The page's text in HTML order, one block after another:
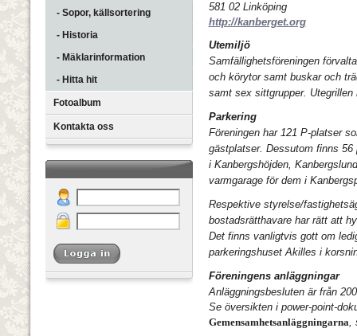
- Sopor, källsortering
- Historia
- Mäklarinformation
- Hitta hit
Fotoalbum
Kontakta oss
581 02 Linköping
http://kanberget.org
Utemiljö
Samfällighetsföreningen
och körytor samt buskar och
samt sex sittgrupper.
Parkering
Föreningen har 121 P-platser
gästplatser. Dessutom finns
i Kanbergshöjden,
varmgarage för dem i
Respektive styrelse/
bostadsrätthavare har rätt att
Det finns vanligtvis gott om
parkeringshuset Akilles i
Föreningens anläggningar
Anläggningsbesluten är från
Se översikten i power-point-
Gemensamhetsanläggningarna,